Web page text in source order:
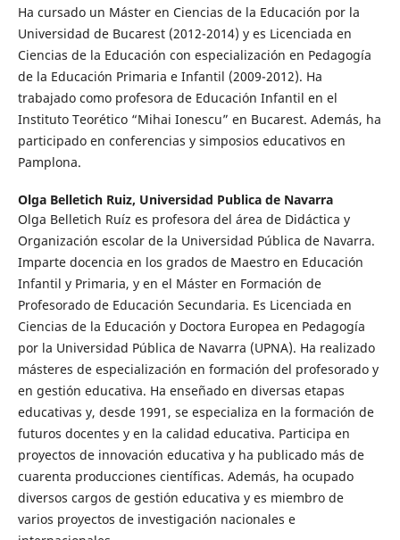
Ha cursado un Máster en Ciencias de la Educación por la
Universidad de Bucarest (2012-2014) y es Licenciada en
Ciencias de la Educación con especialización en Pedagogía
de la Educación Primaria e Infantil (2009-2012). Ha
trabajado como profesora de Educación Infantil en el
Instituto Teorético “Mihai Ionescu” en Bucarest. Además, ha
participado en conferencias y simposios educativos en
Pamplona.
Olga Belletich Ruiz, Universidad Publica de Navarra
Olga Belletich Ruíz es profesora del área de Didáctica y
Organización escolar de la Universidad Pública de Navarra.
Imparte docencia en los grados de Maestro en Educación
Infantil y Primaria, y en el Máster en Formación de
Profesorado de Educación Secundaria. Es Licenciada en
Ciencias de la Educación y Doctora Europea en Pedagogía
por la Universidad Pública de Navarra (UPNA). Ha realizado
másteres de especialización en formación del profesorado y
en gestión educativa. Ha enseñado en diversas etapas
educativas y, desde 1991, se especializa en la formación de
futuros docentes y en la calidad educativa. Participa en
proyectos de innovación educativa y ha publicado más de
cuarenta producciones científicas. Además, ha ocupado
diversos cargos de gestión educativa y es miembro de
varios proyectos de investigación nacionales e